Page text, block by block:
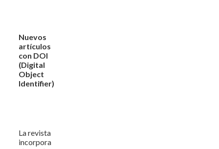
Nuevos
artículos
con DOI
(Digital
Object
Identifier)
La revista
incorpora